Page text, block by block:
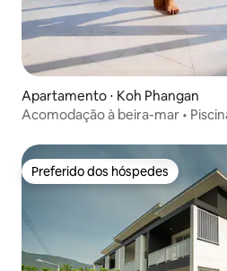
Apartamento ⋅ Koh Phangan
Acomodação à beira-mar •
Preferido dos hóspedes
Preferido dos hóspedes